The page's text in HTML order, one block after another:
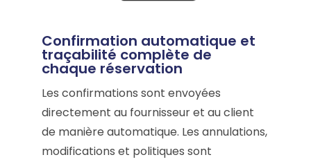
Confirmation automatique et
traçabilité complète de
chaque réservation
Les confirmations sont envoyées
directement au fournisseur et au client
de manière automatique. Les annulations,
modifications et politiques sont